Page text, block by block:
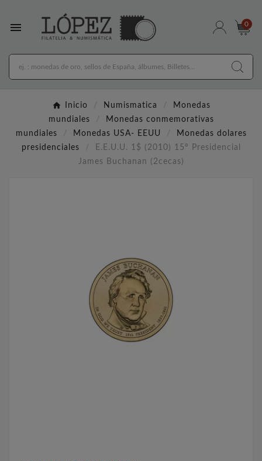
 0
Inicio Numismatica
Monedas
mundiales
Monedas conmemorativas
mundiales
Monedas USA- EEUU
Monedas dolares
presidenciales
E.E.U.U. 1$ (2010) 15º Presidencial
James Buchanan (2cecas)